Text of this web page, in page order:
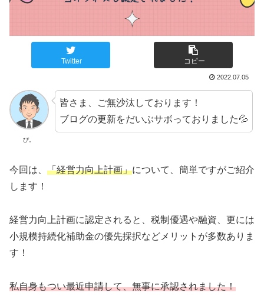
Twitter コピー
2022.07.05
ぴ。
皆さま、ご無沙汰しております！
ブログの更新をだいぶサボっておりました💦
今回は、 「経営力向上計画」について、簡単ですがご紹介
します！
経営力向上計画に認定されると、税制優遇や融資、更には
小規模持続化補助金の優先採択などメリットが多数ありま
す！
私自身もつい最近申請して、無事に承認されました！